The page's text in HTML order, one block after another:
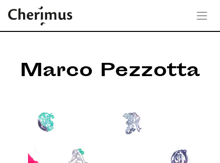
Marco Pezzotta